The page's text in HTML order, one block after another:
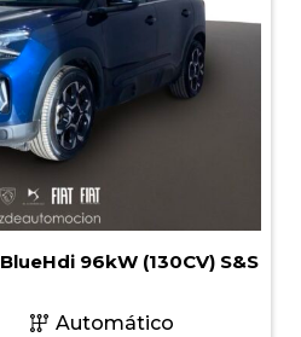
96kW (130CV) S&S
Automático